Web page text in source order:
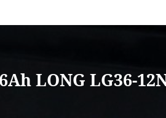
LONG LG36-